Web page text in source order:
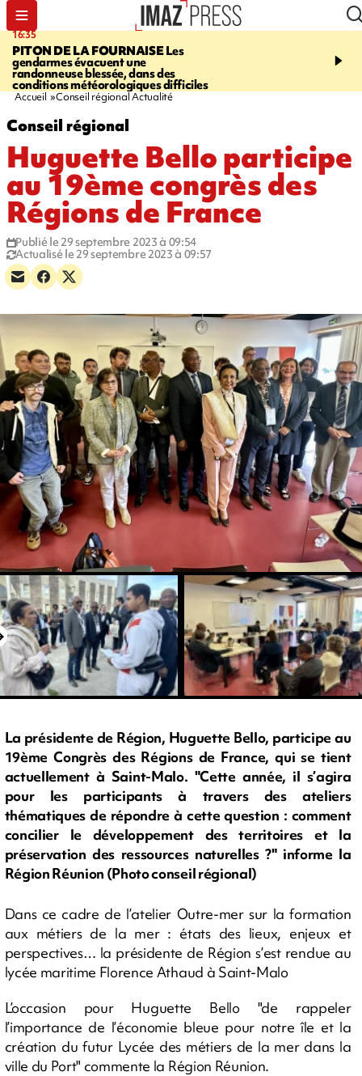
16:35
PITON DE LA FOURNAISELes
gendarmes évacuent une
randonneuse blessée, dans des
conditions météorologiques difficiles
06:58
la Corniche, Cascade
Accueil Conseil régional Actualité
Conseil régional
Huguette Bello participe
au 19ème congrès des
Régions de France
Publié le 29 septembre 2023 à 09:54
Actualisé le 29 septembre 2023 à 09:57
La présidente de Région, Huguette Bello, participe au
19ème Congrès des Régions de France, qui se tient
actuellement à Saint-Malo. "Cette année, il s’agira
pour les participants à travers des ateliers
thématiques de répondre à cette question : comment
concilier le développement des territoires et la
préservation des ressources naturelles ?" informe la
Région Réunion (Photo conseil régional)
Dans ce cadre de l’atelier Outre-mer sur la formation
aux métiers de la mer : états des lieux, enjeux et
perspectives… la présidente de Région s’est rendue au
lycée maritime Florence Athaud à Saint-Malo
L’occasion pour Huguette Bello "de rappeler
l’importance de l’économie bleue pour notre île et la
création du futur Lycée des métiers de la mer dans la
ville du Port" commente la Région Réunion.